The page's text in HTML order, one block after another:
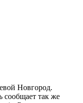
Новгород.
сообщает так же